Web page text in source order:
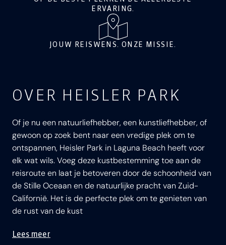
ERVARING.
JOUW REISWENS. ONZE MISSIE.
OVER HEISLER PARK
Of je nu een natuurliefhebber, een kunstliefhebber, of
gewoon op zoek bent naar een vredige plek om te
ontspannen, Heisler Park in Laguna Beach heeft voor
elk wat wils. Voeg deze kustbestemming toe aan de
reisroute en laat je betoveren door de schoonheid van
de Stille Oceaan en de natuurlijke pracht van Zuid-
Californië. Het is de perfecte plek om te genieten van
de rust van de kust
Lees meer